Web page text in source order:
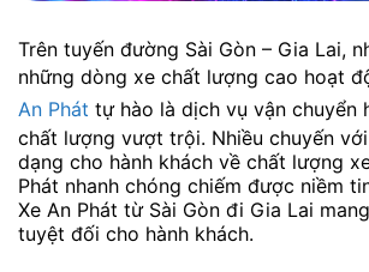
Trên tuyến đường Sài Gòn – Gia Lai,
những dòng xe chất lượng cao hoạt
An Phát tự hào là dịch vụ vận chuyển
chất lượng vượt trội. Nhiều chuyến
dạng cho hành khách về chất lượng
Phát nhanh chóng chiếm được niềm
Xe An Phát từ Sài Gòn đi Gia Lai
tuyệt đối cho hành khách.